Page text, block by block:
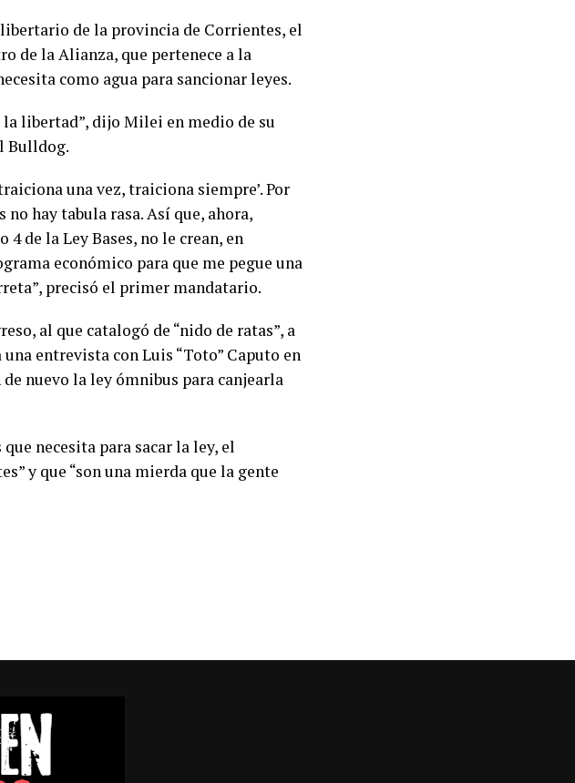
de la provincia de Corrientes, el
de la Alianza, que pertenece a la
como agua para sancionar leyes.
libertad”, dijo Milei en medio de su
Bulldog.
una vez, traiciona siempre’. Por
hay tabula rasa. Así que, ahora,
de la Ley Bases, no le crean, en
económico para que me pegue una
precisó el primer mandatario.
al que catalogó de “nido de ratas”, a
entrevista con Luis “Toto” Caputo en
nuevo la ley ómnibus para canjearla
que necesita para sacar la ley, el
y que “son una mierda que la gente